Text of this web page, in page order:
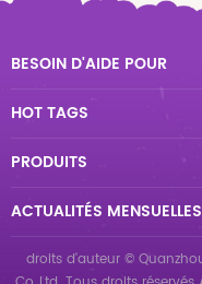
BESOIN D'AIDE POUR
HOT TAGS
PRODUITS
ACTUALITÉS MENSUELLES
droits d'auteur ©